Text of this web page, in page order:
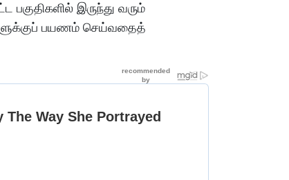
பகுதிகளில் இருந்து வரும்
பயணம் செய்வதைத்